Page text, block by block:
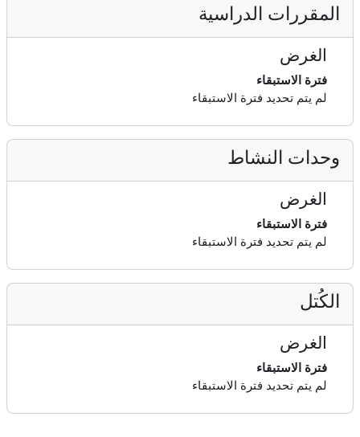
المقررات الدراسية
الغرض
فترة الاستبقاء
لم يتم تحديد فترة الاستبقاء
وحدات النشاط
الغرض
فترة الاستبقاء
لم يتم تحديد فترة الاستبقاء
الكُتل
الغرض
فترة الاستبقاء
لم يتم تحديد فترة الاستبقاء